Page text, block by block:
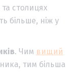
столицях
більше, ніж у
. Чим вищий
тим більша